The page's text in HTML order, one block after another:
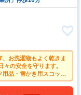
お洗濯物もよく乾きま
々の安全を守ります。
品・雪かき用スコップ
ォークインクローゼッ